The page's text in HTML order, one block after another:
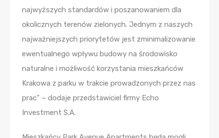
najwyższych standardów i poszanowaniem dla
okolicznych terenów zielonych. Jednym z naszych
najważniejszych priorytetów jest zminimalizowanie
ewentualnego wpływu budowy na środowisko
naturalne i możliwość korzystania mieszkańców
Krakowa z parku w trakcie prowadzonych przez nas
prac” – dodaje przedstawiciel firmy Echo
Investment S.A.